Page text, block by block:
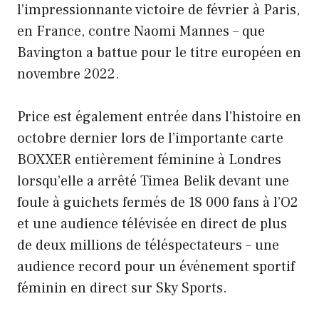
l’impressionnante victoire de février à Paris,
en France, contre Naomi Mannes – que
Bavington a battue pour le titre européen en
novembre 2022.
Price est également entrée dans l’histoire en
octobre dernier lors de l’importante carte
BOXXER entièrement féminine à Londres
lorsqu’elle a arrêté Timea Belik devant une
foule à guichets fermés de 18 000 fans à l’O2
et une audience télévisée en direct de plus
de deux millions de téléspectateurs – une
audience record pour un événement sportif
féminin en direct sur Sky Sports.